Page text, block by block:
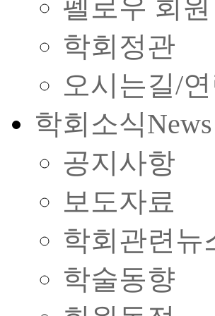
펠로우 회원
학회정관
오시는길/
학회소식News
공지사항
보도자료
학회관련뉴
학술동향